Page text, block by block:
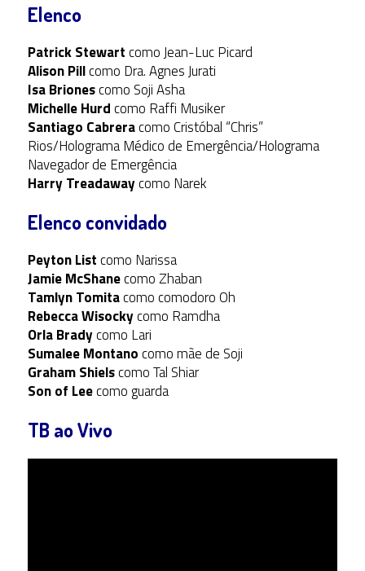
Elenco
Patrick Stewartcomo Jean-Luc Picard
Alison Pillcomo Dra. Agnes Jurati
Isa Brionescomo Soji Asha
Michelle Hurdcomo Raffi Musiker
Santiago Cabreracomo Cristóbal “Chris”
Rios/Holograma Médico de Emergência/Holograma
Navegador de Emergência
Harry Treadawaycomo Narek
Elenco convidado
Peyton Listcomo Narissa
Jamie McShanecomo Zhaban
Tamlyn Tomitacomo comodoro Oh
Rebecca Wisockycomo Ramdha
Orla Bradycomo Lari
Sumalee Montanocomo mãe de Soji
Graham Shielscomo Tal Shiar
Son of Leecomo guarda
TB ao Vivo